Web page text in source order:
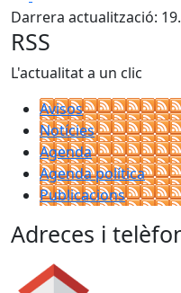
Darrera actualització:
RSS
L'actualitat a un clic
Avisos
Notícies
Agenda
Agenda política
Publicacions
Adreces i